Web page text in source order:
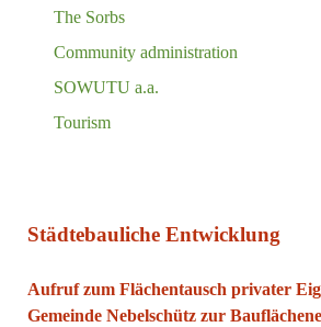
The Sorbs
Community administration
SOWUTU a.a.
Tourism
Städtebauliche Entwicklung
Aufruf zum Flächentausch privater
Gemeinde Nebelschütz zur